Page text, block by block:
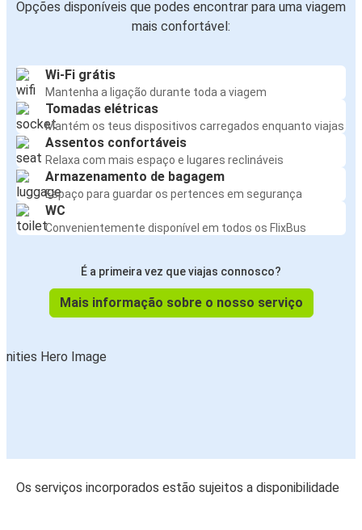
Opções disponíveis que podes encontrar para uma viagem
mais confortável:
Wi-Fi grátis
Mantenha a ligação durante toda a viagem
Tomadas elétricas
Mantém os teus dispositivos carregados enquanto viajas
Assentos confortáveis
Relaxa com mais espaço e lugares reclináveis
Armazenamento de bagagem
Espaço para guardar os pertences em segurança
WC
Convenientemente disponível em todos os FlixBus
É a primeira vez que viajas connosco?
Mais informação sobre o nosso serviço
Os serviços incorporados estão sujeitos a disponibilidade